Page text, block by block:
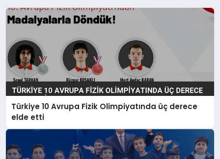
Türkiye 10 Avrupa Fizik Olimpiyatında üç derece
elde etti